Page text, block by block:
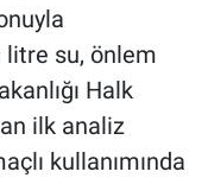
su, önlem
Halk
ilk analiz
kullanımında